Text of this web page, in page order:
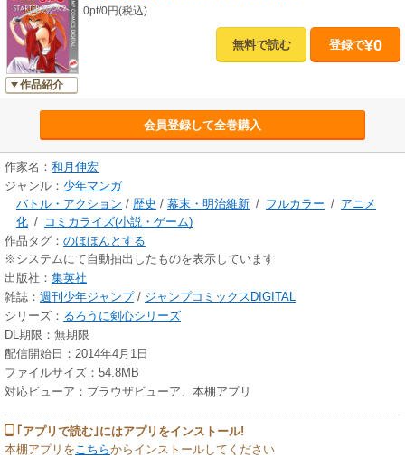
作品紹介
0pt/0円(税込)
無料で読む 登録で¥0
会員登録して全巻購入
作家名： 和月伸宏
ジャンル： 少年マンガ
バトル・アクション / 歴史 / 幕末・明治維新 / フルカラー / アニメ
化 / コミカライズ(小説・ゲーム)
作品タグ： のほほんとする
※システムにて自動抽出したものを表示しています
出版社： 集英社
雑誌： 週刊少年ジャンプ/ ジャンプコミックスDIGITAL
シリーズ： るろうに剣心シリーズ
DL期限：無期限
配信開始日：2014年4月1日
ファイルサイズ：54.8MB
対応ビューア：ブラウザビューア、本棚アプリ
｢アプリで読む｣にはアプリをインストール!
本棚アプリを こちらからインストールしてください